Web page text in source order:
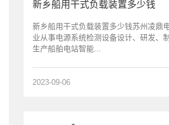
新乡船用干式负载装置多少钱
新乡船用干式负载装置多少钱苏州凌鼎
业从事电源系统检测设备设计、研发、
生产船舶电站智能...
2023-09-06